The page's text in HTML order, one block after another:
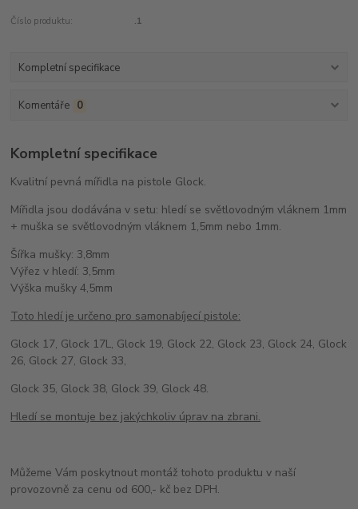
Číslo produktu: .1
Kompletní specifikace
Komentáře 0
Kompletní specifikace
Kvalitní pevná mířidla na pistole Glock.
Mířidla jsou dodávána v setu: hledí se světlovodným vláknem 1mm
+ muška se světlovodným vláknem 1,5mm nebo 1mm.
Šířka mušky: 3,8mm
Výřez v hledí: 3,5mm
Výška mušky 4,5mm
Toto hledí je určeno pro samonabíjecí pistole:
Glock 17, Glock 17L, Glock 19, Glock 22, Glock 23, Glock 24, Glock
26, Glock 27, Glock 33,
Glock 35, Glock 38, Glock 39, Glock 48.
Hledí se montuje bez jakýchkoliv úprav na zbrani.
Můžeme Vám poskytnout montáž tohoto produktu v naší
provozovně za cenu od 600,- kč bez DPH.